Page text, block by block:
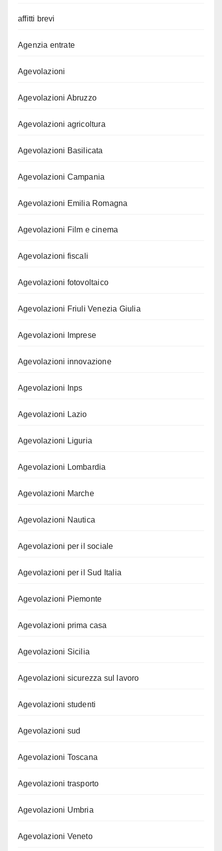
affitti brevi
Agenzia entrate
Agevolazioni
Agevolazioni Abruzzo
Agevolazioni agricoltura
Agevolazioni Basilicata
Agevolazioni Campania
Agevolazioni Emilia Romagna
Agevolazioni Film e cinema
Agevolazioni fiscali
Agevolazioni fotovoltaico
Agevolazioni Friuli Venezia Giulia
Agevolazioni Imprese
Agevolazioni innovazione
Agevolazioni Inps
Agevolazioni Lazio
Agevolazioni Liguria
Agevolazioni Lombardia
Agevolazioni Marche
Agevolazioni Nautica
Agevolazioni per il sociale
Agevolazioni per il Sud Italia
Agevolazioni Piemonte
Agevolazioni prima casa
Agevolazioni Sicilia
Agevolazioni sicurezza sul lavoro
Agevolazioni studenti
Agevolazioni sud
Agevolazioni Toscana
Agevolazioni trasporto
Agevolazioni Umbria
Agevolazioni Veneto